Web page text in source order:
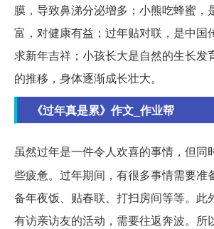
膜，导致鼻涕分泌增多；小熊吃蜂蜜，
富，对健康有益；过年贴对联，是中国
求新年吉祥；小孩长大是自然的生长发
的推移，身体逐渐成长壮大。
《过年真是累》作文_作业帮
虽然过年是一件令人欢喜的事情，但同
些疲惫。过年期间，有很多事情需要准
备年夜饭、贴春联、打扫房间等等。此
有访亲访友的活动，需要往返奔波。所